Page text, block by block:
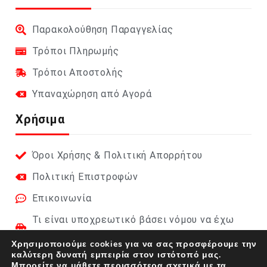
Παρακολούθηση Παραγγελίας
Τρόποι Πληρωμής
Τρόποι Αποστολής
Υπαναχώρηση από Αγορά
Χρήσιμα
Όροι Χρήσης & Πολιτική Απορρήτου
Πολιτική Επιστροφών
Επικοινωνία
Τι είναι υποχρεωτικό βάσει νόμου να έχω
στο αυτοκίνητο;
Φαρμακείο Αυτοκινήτου 2026 (DIN 13164):
Χρησιμοποιούμε cookies για να σας προσφέρουμε την
καλύτερη δυνατή εμπειρία στον ιστότοπό μας.